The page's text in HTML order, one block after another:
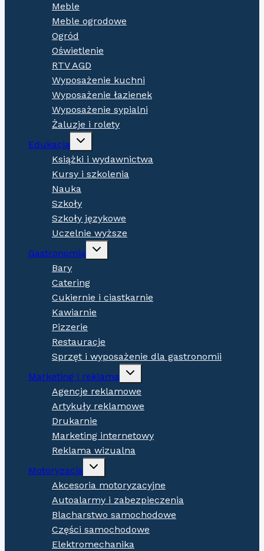
Meble
Meble ogrodowe
Ogród
Oświetlenie
RTV AGD
Wyposażenie kuchni
Wyposażenie łazienek
Wyposażenie sypialni
Żaluzje i rolety
Edukacja
Expand
menu
Książki i wydawnictwa
Kursy i szkolenia
Nauka
Szkoły
Szkoły językowe
Uczelnie wyższe
Gastronomia
Expand
Bary
Catering
Cukiernie i ciastkarnie
Kawiarnie
Pizzerie
Restauracje
Sprzęt i wyposażenie dla gastronomii
Marketing i reklama
Expand
Agencje reklamowe
Artykuły reklamowe
Drukarnie
Marketing internetowy
Reklama wizualna
Motoryzacja
Expand
menu
Akcesoria motoryzacyjne
Autoalarmy i zabezpieczenia
Blacharstwo samochodowe
Części samochodowe
Elektromechanika